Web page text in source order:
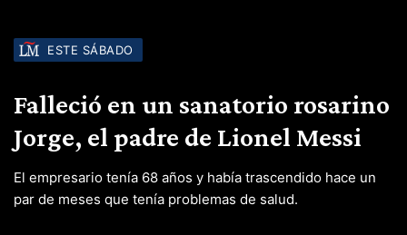
ESTE SÁBADO
Falleció en un sanatorio rosarino
Jorge, el padre de Lionel Messi
El empresario tenía 68 años y había trascendido hace un
par de meses que tenía problemas de salud.